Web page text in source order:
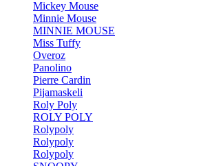
Mickey Mouse
Minnie Mouse
MINNIE MOUSE
Miss Tuffy
Overoz
Panolino
Pierre Cardin
Pijamaskeli
Roly Poly
ROLY POLY
Rolypoly
Rolypoly
Rolypoly